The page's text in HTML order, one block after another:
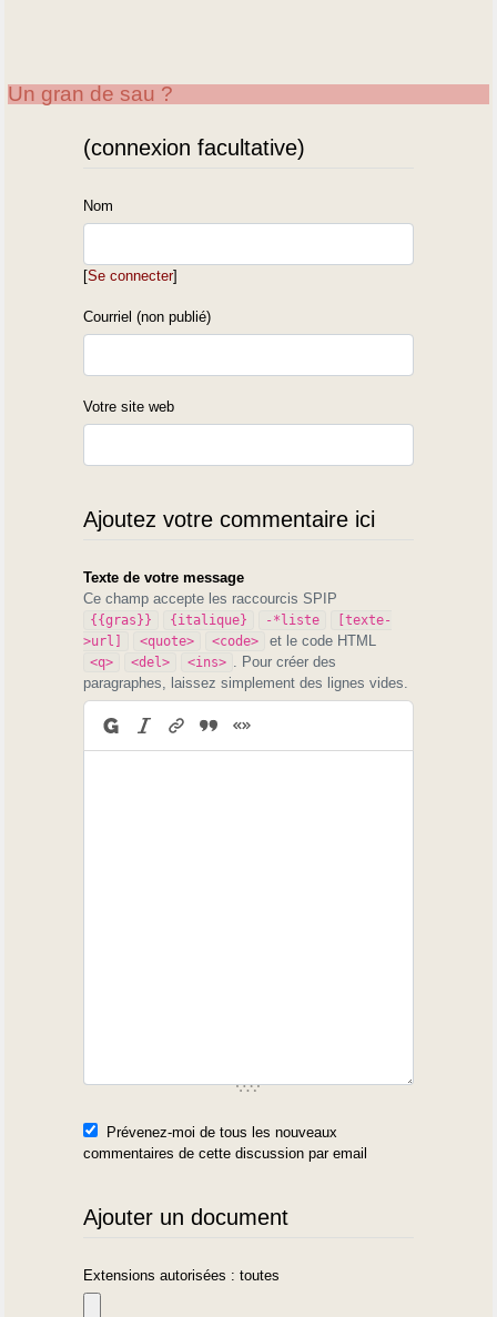
Un gran de sau ?
(connexion facultative)
Nom
[Se connecter]
Courriel (non publié)
Votre site web
Ajoutez votre commentaire ici
Texte de votre message
Ce champ accepte les raccourcis SPIP
{{gras}} {italique} -*liste
[texte-
>url]
<quote> <code> et le code HTML
<q> <del> <ins>
. Pour créer des
paragraphes, laissez simplement des lignes vides.
Prévenez-moi de tous les nouveaux
commentaires de cette discussion par email
Ajouter un document
Extensions autorisées : toutes